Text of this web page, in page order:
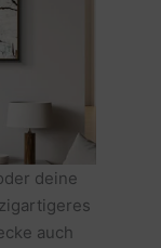
deine
auch